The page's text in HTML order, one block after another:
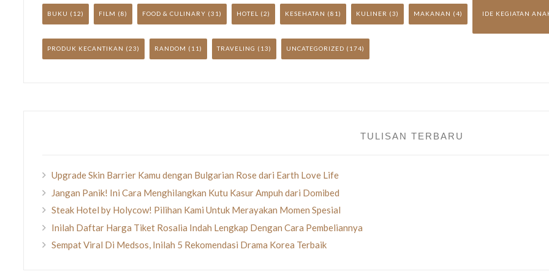
BUKU (12) FILM (8) FOOD & CULINARY (31) HOTEL (2) KESEHATAN (81) KULINER (3) MAKANAN (4) IDE KEGIATAN
PRODUK KECANTIKAN (23) RANDOM (11) TRAVELING (13) UNCATEGORIZED (174)
TULISAN TERBARU
Upgrade Skin Barrier Kamu dengan Bulgarian Rose dari Earth Love Life
Jangan Panik! Ini Cara Menghilangkan Kutu Kasur Ampuh dari Domibed
Steak Hotel by Holycow! Pilihan Kami Untuk Merayakan Momen Spesial
Inilah Daftar Harga Tiket Rosalia Indah Lengkap Dengan Cara Pembeliannya
Sempat Viral Di Medsos, Inilah 5 Rekomendasi Drama Korea Terbaik